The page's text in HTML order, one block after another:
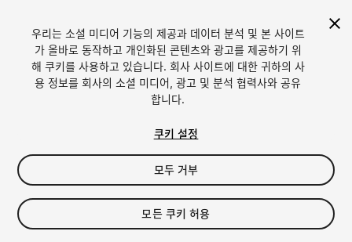
1/4
$19.99
세금/부가세는 결제 시 반영됩니다.
우리는 소셜 미디어 기능의 제공과 데이터 분석 및 본 사이트
가 올바로 동작하고 개인화된 콘텐츠와 광고를 제공하기 위
해 쿠키를 사용하고 있습니다. 회사 사이트에 대한 귀하의 사
용 정보를 회사의 소셜 미디어, 광고 및 분석 협력사와 공유
합니다.
쿠키 설정
모두 거부
모든 쿠키 허용